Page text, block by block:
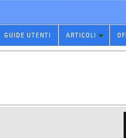
GUIDE UTENTI ARTICOLI